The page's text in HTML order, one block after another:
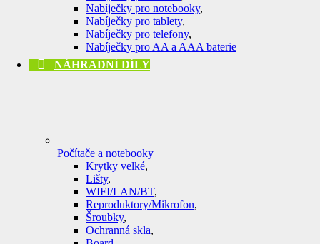
Nabíječky pro notebooky,
Nabíječky pro tablety,
Nabíječky pro telefony,
Nabíječky pro AA a AAA baterie
NÁHRADNÍ DÍLY
Počítače a notebooky
Krytky velké,
Lišty,
WIFI/LAN/BT,
Reproduktory/Mikrofon,
Šroubky,
Ochranná skla,